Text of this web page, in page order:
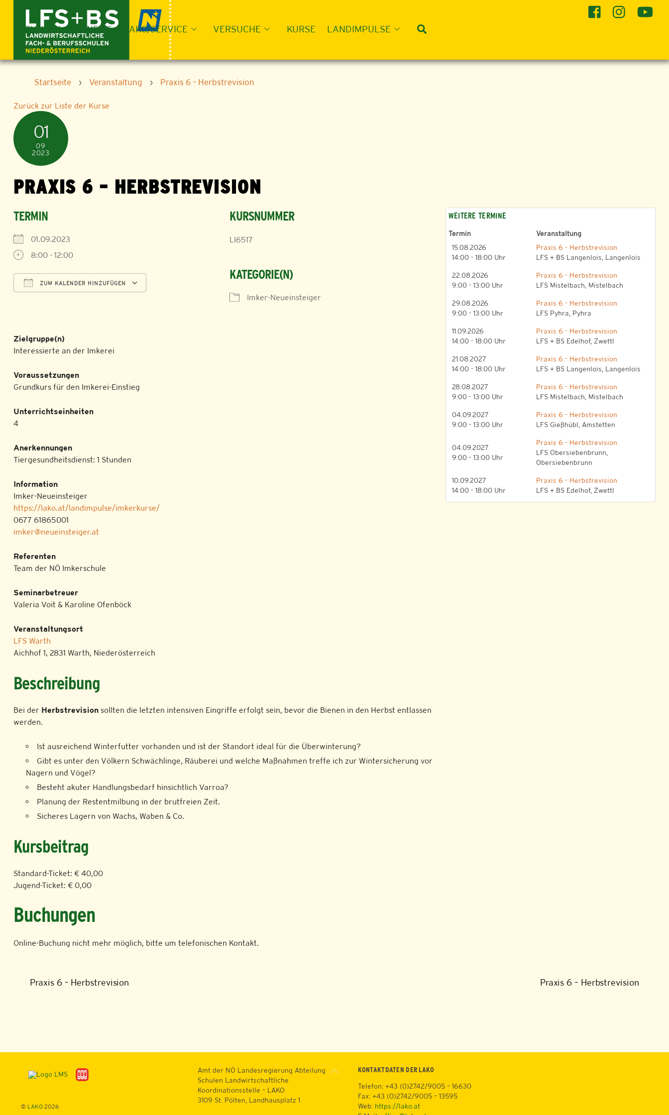
contentSCHULEN NEWS LAKO/SERVICE VERSUCHE KURSE LANDIMPULSE
Startseite › Veranstaltung › Praxis 6 – Herbstrevision
Zurück zur Liste der Kurse
01
09
2023
PRAXIS 6 – HERBSTREVISION
TERMIN
01.09.2023
8:00 - 12:00
ZUM KALENDER HINZUFÜGEN
iCalendar Outlook Live
KURSNUMMER
LI6517
KATEGORIE(N)
Imker-Neueinsteiger
Zielgruppe(n)
Interessierte an der Imkerei
Voraussetzungen
Grundkurs für den Imkerei-Einstieg
Unterrichtseinheiten
4
Anerkennungen
Tiergesundheitsdienst: 1 Stunden
Information
Imker-Neueinsteiger
https://lako.at/landimpulse/imkerkurse/
0677 61865001
imker@neueinsteiger.at
Referenten
Team der NÖ Imkerschule
Seminarbetreuer
Valeria Voit & Karoline Ofenböck
Veranstaltungsort
LFS Warth
Aichhof 1, 2831 Warth, Niederösterreich
Beschreibung
Bei der Herbstrevisionsollten die letzten intensiven Eingriffe erfolgt sein, bevor die Bienen in den Herbst entlassen
werden.
Ist ausreichend Winterfutter vorhanden und ist der Standort ideal für die Überwinterung?
Gibt es unter den Völkern Schwächlinge, Räuberei und welche Maßnahmen treffe ich zur Wintersicherung vor
Nagern und Vögel?
Besteht akuter Handlungsbedarf hinsichtlich Varroa?
Planung der Restentmilbung in der brutfreien Zeit.
Sicheres Lagern von Wachs, Waben & Co.
Kursbeitrag
Standard-Ticket: € 40,00
Jugend-Ticket: € 0,00
Buchungen
Online-Buchung nicht mehr möglich, bitte um telefonischen Kontakt.
WEITERE TERMINE
Termin
Veranstaltung
15.08.2026
14:00 - 18:00 Uhr
Praxis 6 - Herbstrevision
LFS + BS Langenlois, Langenlois
22.08.2026
9:00 - 13:00 Uhr
Praxis 6 - Herbstrevision
LFS Mistelbach, Mistelbach
29.08.2026
9:00 - 13:00 Uhr
Praxis 6 - Herbstrevision
LFS Pyhra, Pyhra
11.09.2026
14:00 - 18:00 Uhr
Praxis 6 - Herbstrevision
LFS + BS Edelhof, Zwettl
21.08.2027
14:00 - 18:00 Uhr
Praxis 6 - Herbstrevision
LFS + BS Langenlois, Langenlois
28.08.2027
9:00 - 13:00 Uhr
Praxis 6 - Herbstrevision
LFS Mistelbach, Mistelbach
04.09.2027
9:00 - 13:00 Uhr
Praxis 6 - Herbstrevision
LFS Gießhübl, Amstetten
04.09.2027
9:00 - 13:00 Uhr
Praxis 6 - Herbstrevision
LFS Obersiebenbrunn,
Obersiebenbrunn
10.09.2027
14:00 - 18:00 Uhr
Praxis 6 - Herbstrevision
LFS + BS Edelhof, Zwettl
Praxis 6 – Herbstrevision Praxis 6 – Herbstrevision
Back
© LAKO 2026
Amt der NÖ Landesregierung Abteilung
Schulen Landwirtschaftliche
Koordinationsstelle – LAKO
3109 St. Pölten, Landhausplatz 1
KONTAKTDATEN DER LAKO
Telefon: +43 (0)2742/9005 – 16630
Fax: +43 (0)2742/9005 – 13595
Web: https://lako.at